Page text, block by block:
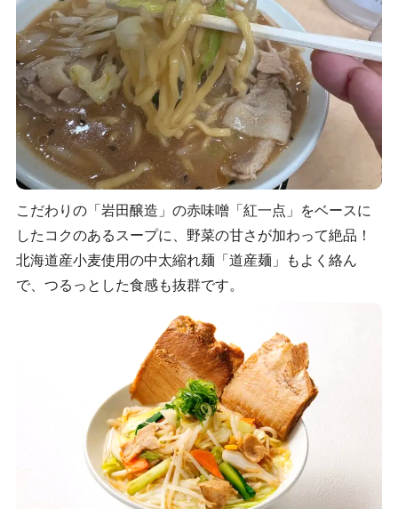
こだわりの「岩田醸造」の赤味噌「紅一点」をベースに
したコクのあるスープに、野菜の甘さが加わって絶品！
北海道産小麦使用の中太縮れ麺「道産麺」もよく絡ん
で、つるっとした食感も抜群です。